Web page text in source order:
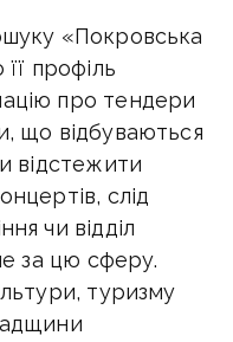
«Покровська
профіль
про тендери
що відбуваються
відстежити
слід
чи відділ
за цю сферу.
туризму